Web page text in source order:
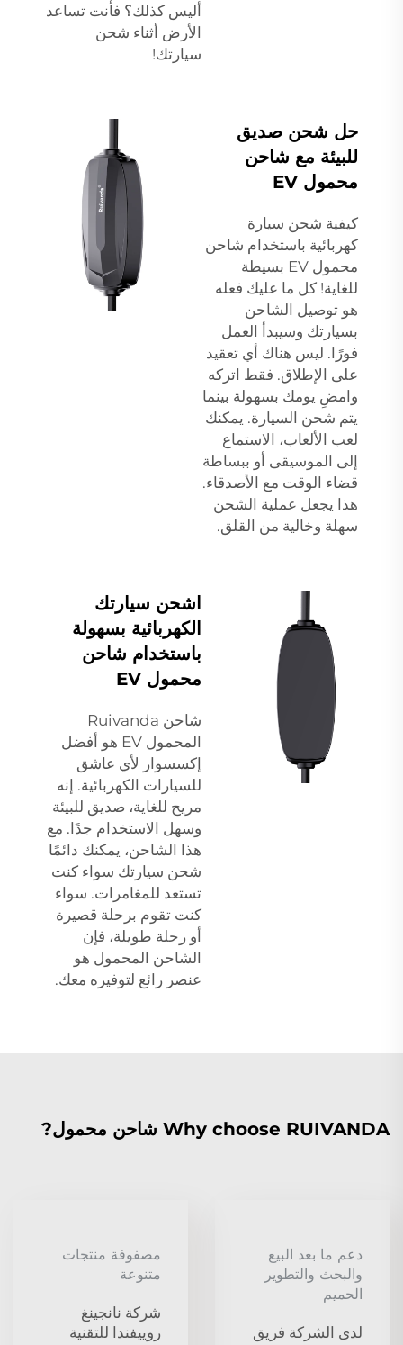
أليس كذلك؟ فأنت تساعد
الأرض أثناء شحن
سيارتك!
حل شحن صديق
للبيئة مع شاحن
محمول EV
كيفية شحن سيارة
كهربائية باستخدام شاحن
محمول EV بسيطة
للغاية! كل ما عليك فعله
هو توصيل الشاحن
بسيارتك وسيبدأ العمل
فورًا. ليس هناك أي تعقيد
على الإطلاق. فقط اتركه
وامضِ يومك بسهولة بينما
يتم شحن السيارة. يمكنك
لعب الألعاب، الاستماع
إلى الموسيقى أو ببساطة
قضاء الوقت مع الأصدقاء.
هذا يجعل عملية الشحن
سهلة وخالية من القلق.
اشحن سيارتك
الكهربائية بسهولة
باستخدام شاحن
محمول EV
شاحن Ruivanda
المحمول EV هو أفضل
إكسسوار لأي عاشق
للسيارات الكهربائية. إنه
مريح للغاية، صديق للبيئة
وسهل الاستخدام جدًا. مع
هذا الشاحن، يمكنك دائمًا
شحن سيارتك سواء كنت
تستعد للمغامرات. سواء
كنت تقوم برحلة قصيرة
أو رحلة طويلة، فإن
الشاحن المحمول هو
عنصر رائع لتوفيره معك.
Why choose RUIVANDA شاحن محمول?
دعم ما بعد البيع
والبحث والتطوير
الحميم
لدى الشركة فريق
مصفوفة منتجات
متنوعة
شركة نانجينغ
روييفندا للتقنية